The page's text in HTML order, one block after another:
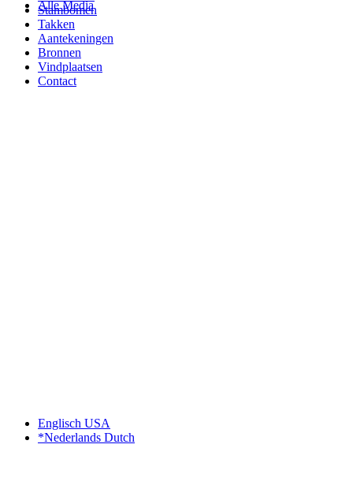
Alle Media
Stambomen
Takken
Aantekeningen
Bronnen
Vindplaatsen
Contact
Englisch USA
*Nederlands Dutch